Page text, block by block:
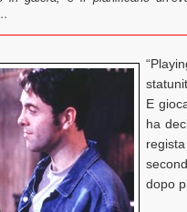
E
ha
dopo